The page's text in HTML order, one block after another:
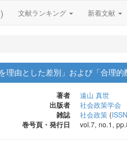
文献ランキング 新着文献
を理由とした差別」および「合理
著者
遠山 真世
出版者
社会政策学会
雑誌
社会政策 (
巻号頁・発行日
vol.7, no.1,